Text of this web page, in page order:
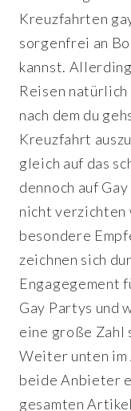
Kreuzfahrten
sorgenfrei an
kannst.
Reisen
nach dem du
Kreuzfahrt
gleich auf das
dennoch auf
nicht verzichten
besondere
zeichnen sich
Engagegement
Gay Partys und
eine große Zahl
Weiter unten
beide Anbieter
gesamten